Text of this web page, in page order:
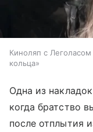
Киноляп с
кольца»
Одна из
когда братство
после отплытия